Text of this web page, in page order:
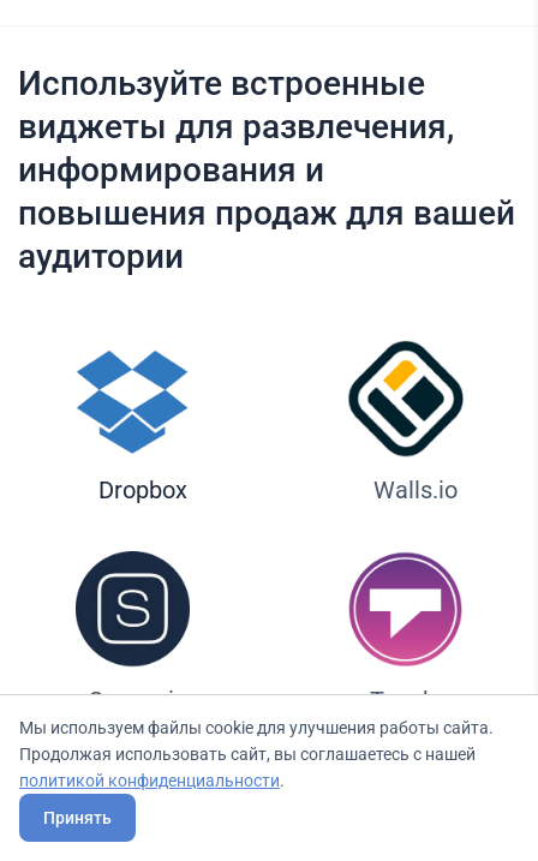
Используйте встроенные
виджеты для развлечения,
информирования и
повышения продаж для вашей
аудитории
Dropbox Walls.io
Seenspire Taggbox
Ликвид — идеальное решение
Мы используем файлы cookie для улучшения работы сайта.
Продолжая использовать сайт, вы соглашаетесь с нашей
политикой конфиденциальности.
Принять